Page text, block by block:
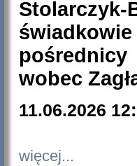
wobec
11.06.2026
więcej...